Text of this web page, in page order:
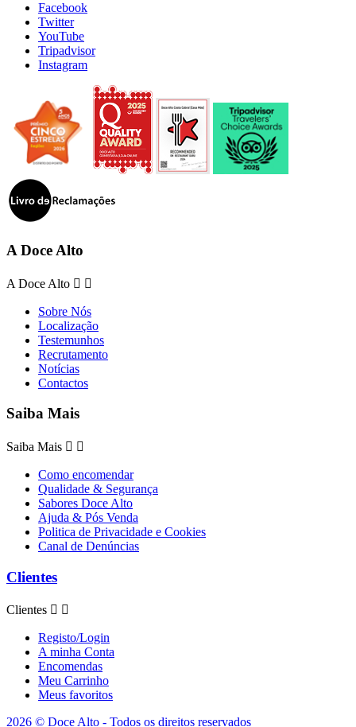
Facebook
Twitter
YouTube
Tripadvisor
Instagram
A Doce Alto
A Doce Alto  
Sobre Nós
Localização
Testemunhos
Recrutamento
Notícias
Contactos
Saiba Mais
Saiba Mais  
Como encomendar
Qualidade & Segurança
Sabores Doce Alto
Ajuda & Pós Venda
Politica de Privacidade e Cookies
Canal de Denúncias
Clientes
Clientes  
Registo/Login
A minha Conta
Encomendas
Meu Carrinho
Meus favoritos
2026 © Doce Alto - Todos os direitos reservados